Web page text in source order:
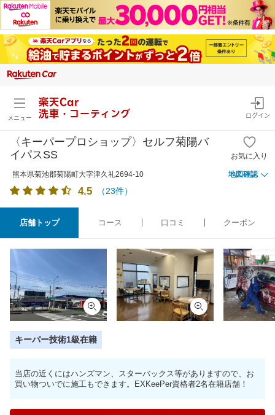
メニュー
楽天Car
洗車・コーティング
ログイン
〈キーパープロショップ〉セルフ菊陽バ
イパスSS
お気に入り
熊本県菊池郡菊陽町大字津久礼2694-10 地図確認
4.5 （23件）
店舗トップ コース 口コミ クーポン
キーパー技術1級在籍
当店の近くにはハンズマン、スターバックス等がありますので、お
買い物ついでに施工もできます。EXKeePer資格者2名在籍店舗！